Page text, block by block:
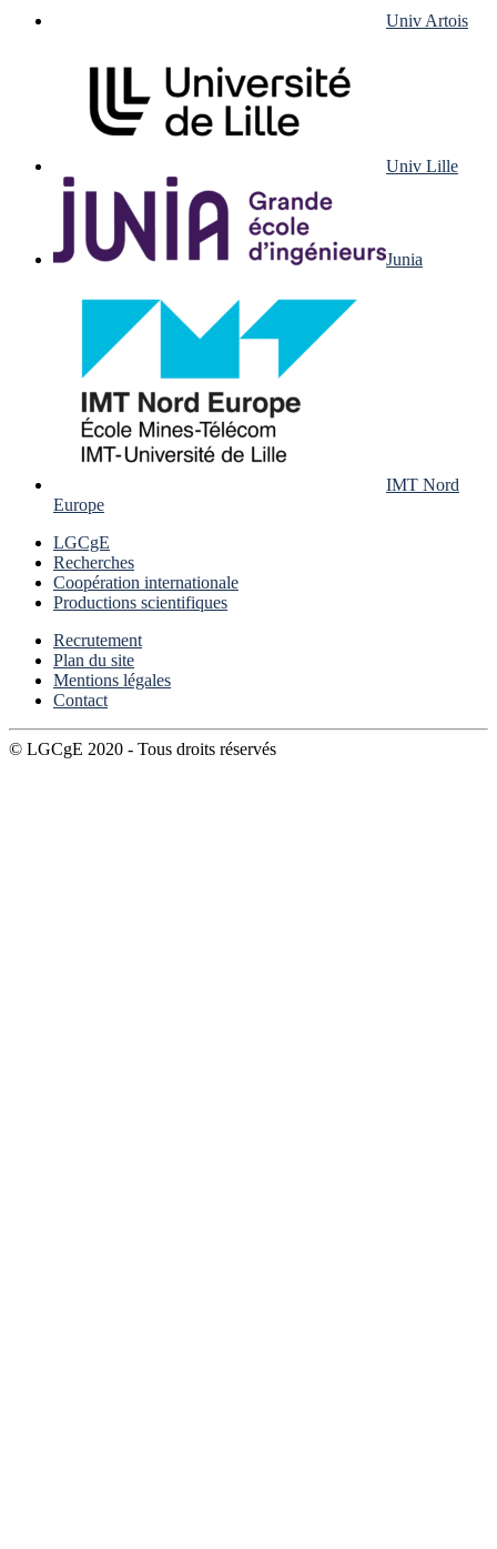
Univ Artois
Univ Lille
Junia
IMT Nord
Europe
LGCgE
Recherches
Coopération internationale
Productions scientifiques
Recrutement
Plan du site
Mentions légales
Contact
© LGCgE 2020 - Tous droits réservés